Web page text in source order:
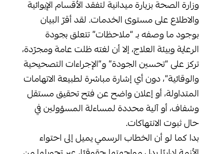
وزارة الصحة بزيارة ميدانية لتفقد الأقسام الإيوائية
والاطلاع على مستوى الخدمات. لقد أقرّ البيان
بوجود ما وصفه بـ “ملاحظات” تتعلق بجودة
الرعاية وبيئة العلاج، إلا أن لغته ظلت عامة ومجرّدة،
تركز على “تحسين الجودة” و”الإجراءات التصحيحية
والوقائية”، دون أي إشارة مباشرة لطبيعة الاتهامات
المتداولة، أو إعلان واضح عن فتح تحقيق مستقل
وشفاف، أو آلية محددة لمساءلة المسؤولين في
حال ثبوت الانتهاكات.
بدا كما لو أن الخطاب الرسمي يميل إلى احتواء